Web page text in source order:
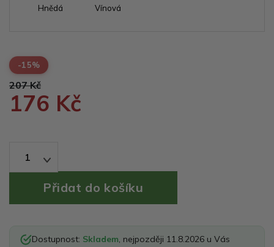
Hnědá Vínová
-15%
207 Kč
176 Kč
1
Dostupnost: Skladem, nejpozději 11.8.2026 u Vás